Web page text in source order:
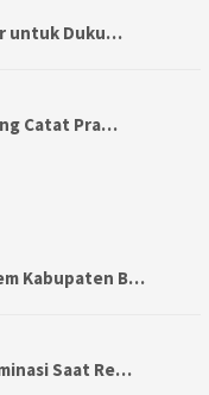
untuk Duku…
Catat Pra…
Kabupaten B…
Saat Re…